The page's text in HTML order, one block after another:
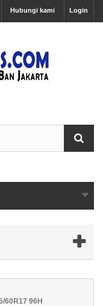
Login
Hubungi kami
60R17 96H